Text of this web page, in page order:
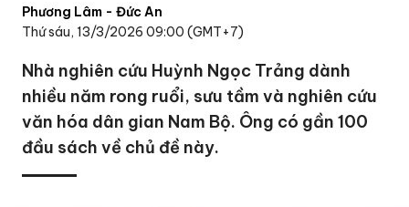
Phương Lâm - Đức An
Thứ sáu, 13/3/2026 09:00 (GMT+7)
Nhà nghiên cứu Huỳnh Ngọc Trảng dành
nhiều năm rong ruổi, sưu tầm và nghiên cứu
văn hóa dân gian Nam Bộ. Ông có gần 100
đầu sách về chủ đề này.